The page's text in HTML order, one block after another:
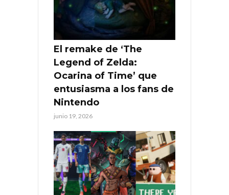
El remake de ‘The
Legend of Zelda:
Ocarina of Time’ que
entusiasma a los fans de
Nintendo
junio 19, 2026